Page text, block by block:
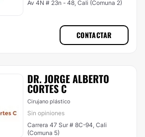
Av 4N # 23n - 48, Cali (Comuna 2)
CONTACTAR
DR. JORGE ALBERTO
CORTES C
Cirujano plástico
Sin opiniones
Carrera 47 Sur # 8C-94, Cali
(Comuna 5)